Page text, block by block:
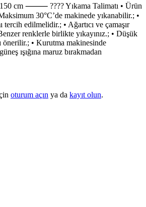
150 cm ⸻ ???? Yıkama Talimatı • Ürün
30°C’de makinede yıkanabilir.; •
tercih edilmelidir.; • Ağartıcı ve çamaşır
renklerle birlikte yıkayınız.; • Düşük
önerilir.; • Kurutma makinesinde
ışığına maruz bırakmadan
oturum açın ya da kayıt olun.